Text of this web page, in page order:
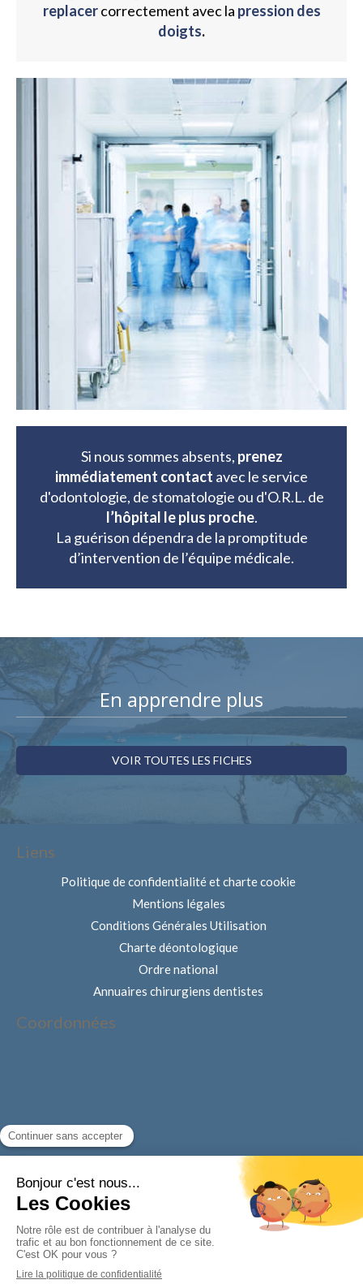
replacercorrectement avec la pression des
doigts.
Si nous sommes absents, prenez
immédiatement contact avec le service
d'odontologie, de stomatologie ou d'O.R.L. de
l’hôpital le plus proche.
La guérison dépendra de la promptitude
d’intervention de l’équipe médicale.
En apprendre plus
VOIR TOUTES LES FICHES
Liens
Politique de confidentialité et charte cookie
Mentions légales
Conditions Générales Utilisation
Charte déontologique
Ordre national
Annuaires chirurgiens dentistes
Coordonnées
Rechercher